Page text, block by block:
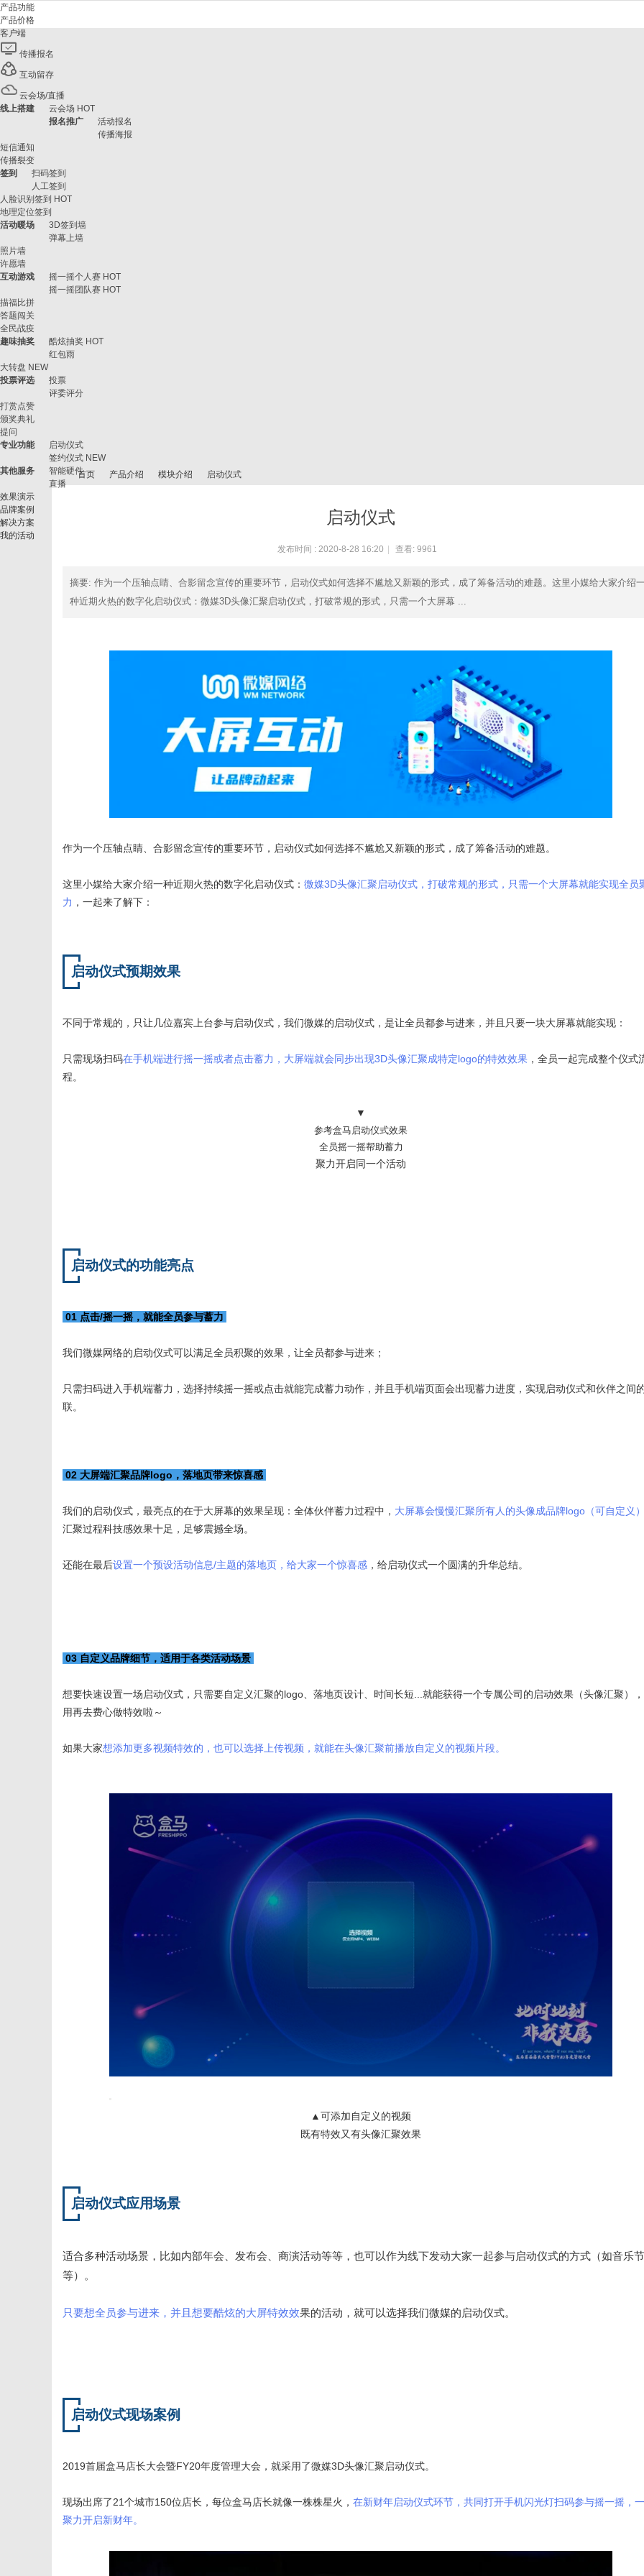
产品功能
产品价格
客户端
传播报名
互动留存
云会场/直播
线上搭建
云会场 HOT
报名推广
活动报名
传播海报
短信通知
传播裂变
签到
扫码签到
人工签到
人脸识别签到 HOT
地理定位签到
活动暖场
3D签到墙
弹幕上墙
照片墙
许愿墙
互动游戏
摇一摇个人赛 HOT
摇一摇团队赛 HOT
描福比拼
答题闯关
全民战疫
趣味抽奖
酷炫抽奖 HOT
红包雨
大转盘 NEW
投票评选
投票
评委评分
打赏点赞
颁奖典礼
提问
专业功能
启动仪式
签约仪式 NEW
其他服务
智能硬件
直播
效果演示
品牌案例
解决方案
我的活动
首页 产品介绍 模块介绍 启动仪式
启动仪式
发布时间 : 2020-8-28 16:20 查看: 9961
摘要: 作为一个压轴点睛、合影留念宣传的重要环节，启动仪式如何选择不尴尬又新颖的形式，成了筹备活动的难题。这里小媒给大家介绍
种近期火热的数字化启动仪式：微媒3D头像汇聚启动仪式，打破常规的形式，只需一个大屏幕 ...
作为一个压轴点睛、合影留念宣传的重要环节，启动仪式如何选择不尴尬又新颖的形式，成了筹备活动的难题。
这里小媒给大家介绍一种近期火热的数字化启动仪式： 微媒3D头像汇聚启动仪式，打破常规的形式，只需一个大屏幕就能实现全员
力 ，一起来了解下：
启动仪式预期效果
不同于常规的，只让几位嘉宾上台参与启动仪式，我们微媒的启动仪式，是让全员都参与进来，并且只要一块大屏幕就能实现：
只需现场扫码在手机端进行摇一摇或者点击蓄力，大屏端就会同步出现3D头像汇聚成特定logo的特效效果 ，全员一起完成整个仪式
程。
▼
参考盒马启动仪式效果
全员摇一摇帮助蓄力
聚力开启同一个活动
启动仪式的功能亮点
01 点击/摇一摇，就能全员参与蓄力
我们微媒网络的启动仪式可以满足全员积聚的效果，让全员都参与进来；
只需扫码进入手机端蓄力，选择持续摇一摇或点击就能完成蓄力动作，并且手机端页面会出现蓄力进度，实现启动仪式和伙伴之间
联。
02 大屏端汇聚品牌logo，落地页带来惊喜感
我们的启动仪式，最亮点的在于大屏幕的效果呈现：全体伙伴蓄力过程中， 大屏幕会慢慢汇聚所有人的头像成品牌logo（可自定义
汇聚过程科技感效果十足，足够震撼全场。
还能在最后设置一个预设活动信息/主题的落地页，给大家一个惊喜感 ，给启动仪式一个圆满的升华总结。
03 自定义品牌细节，适用于各类活动场景
想要快速设置一场启动仪式，只需要自定义汇聚的logo、落地页设计、时间长短...就能获得一个专属公司的启动效果（头像汇聚）
用再去费心做特效啦～
如果大家想添加更多视频特效的，也可以选择上传视频，就能在头像汇聚前播放自定义的视频片段。
▲可添加自定义的视频
既有特效又有头像汇聚效果
启动仪式应用场景
适合多种活动场景，比如内部年会、发布会、商演活动等等，也可以作为线下发动大家一起参与启动仪式的方式（如音乐节
等）。
只要想全员参与进来，并且想要酷炫的大屏特效效果的活动，就可以选择我们微媒的启动仪式。
启动仪式现场案例
2019首届盒马店长大会暨FY20年度管理大会，就采用了微媒3D头像汇聚启动仪式。
现场出席了21个城市150位店长，每位盒马店长就像一株株星火， 在新财年启动仪式环节，共同打开手机闪光灯扫码参与摇一摇，
聚力开启新财年。